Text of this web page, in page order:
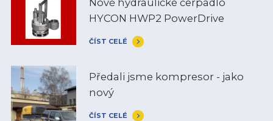
HYCON HWP2 PowerDrive
ČÍST CELÉ
Předali jsme kompresor - jako
nový
ČÍST CELÉ